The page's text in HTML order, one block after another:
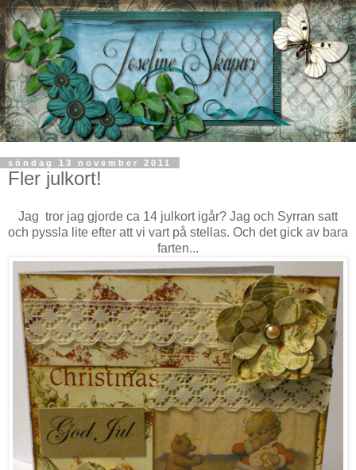
söndag 13 november 2011
Fler julkort!
Jag tror jag gjorde ca 14 julkort igår? Jag och Syrran satt
och pyssla lite efter att vi vart på stellas. Och det gick av bara
farten...